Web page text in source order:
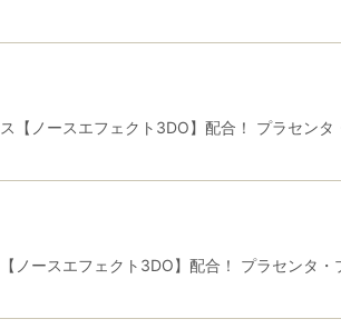
【ノースエフェクト3DO】配合！ プラセン
ノースエフェクト3DO】配合！ プラセンタ